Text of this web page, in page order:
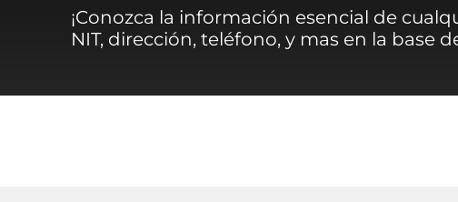
¡Conozca la información esencial de
NIT, dirección, teléfono, y mas en la base